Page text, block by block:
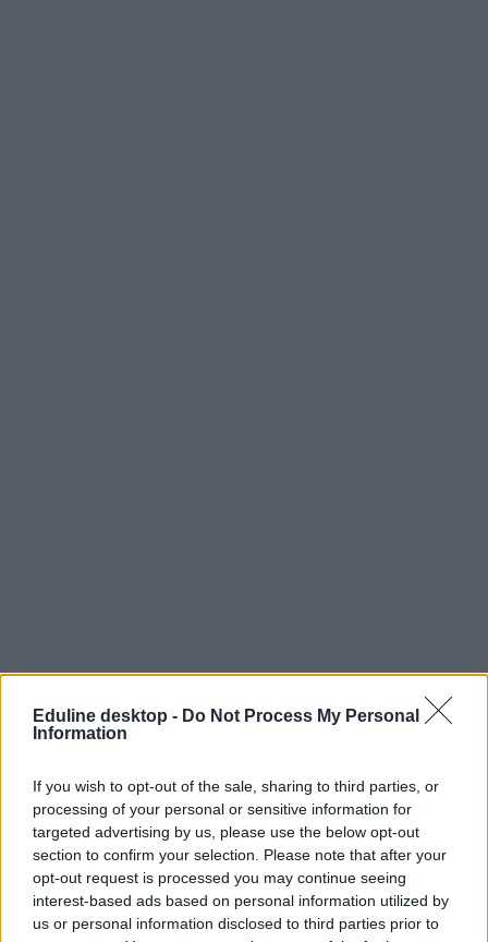
Eduline desktop - Do Not Process My Personal
Information
If you wish to opt-out of the sale, sharing to third parties, or
processing of your personal or sensitive information for
targeted advertising by us, please use the below opt-out
section to confirm your selection. Please note that after your
opt-out request is processed you may continue seeing
interest-based ads based on personal information utilized by
us or personal information disclosed to third parties prior to